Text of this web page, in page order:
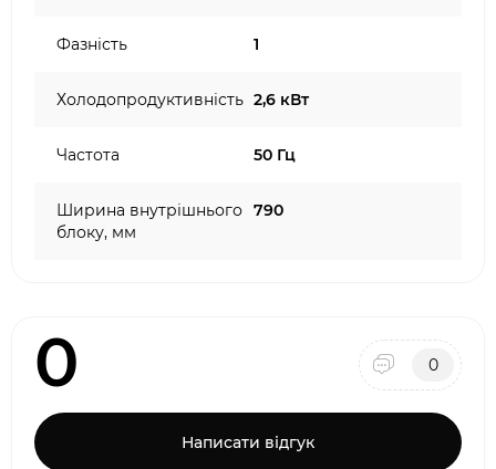
Фазність 1
Холодопродуктивність 2,6 кВт
Частота 50 Гц
Ширина внутрішнього
блоку, мм
790
0 0
Написати відгук